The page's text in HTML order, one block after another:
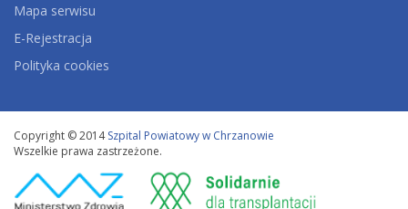
Mapa serwisu
E-Rejestracja
Polityka cookies
Copyright © 2014Szpital Powiatowy w Chrzanowie
Wszelkie prawa zastrzeżone.